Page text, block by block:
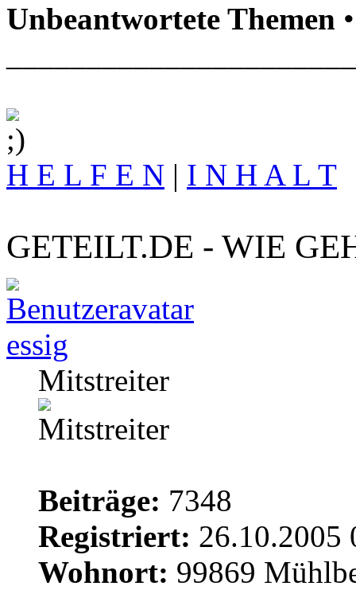
Unbeantwortete Themen
H E L F E N | I N H A L T
GETEILT.DE - WIE
essig
Mitstreiter
Beiträge: 7348
Registriert: 26.10.2005
Wohnort: 99869